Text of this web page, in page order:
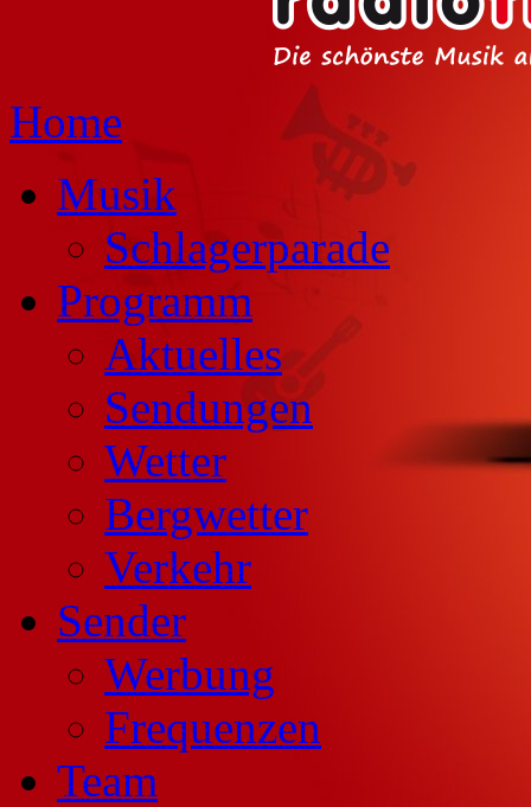
Home
Musik
Schlagerparade
Programm
Aktuelles
Sendungen
Wetter
Bergwetter
Verkehr
Sender
Werbung
Frequenzen
Team